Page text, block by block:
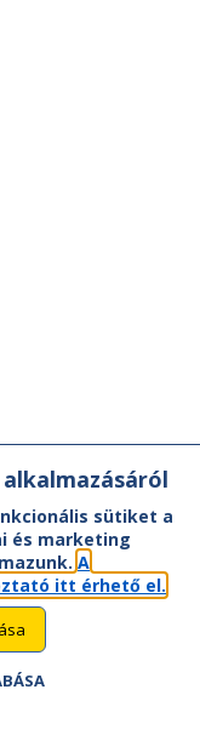
sütiket a
és marketing
A
itt érhető el.